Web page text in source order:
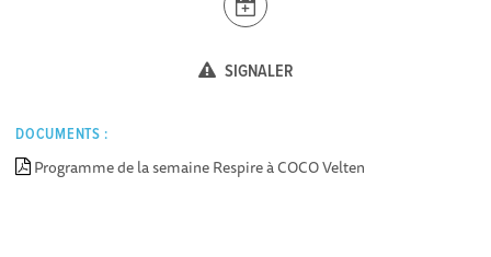
SIGNALER
DOCUMENTS :
Programme de la semaine Respire à COCO Velten